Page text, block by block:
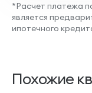
*Расчет платежа
является
ипотечного
Похожие